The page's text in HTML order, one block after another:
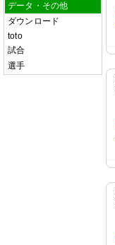
データ・その他
ダウンロード
toto
試合
選手